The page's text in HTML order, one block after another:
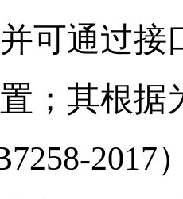
可通过接
；其根据
2017